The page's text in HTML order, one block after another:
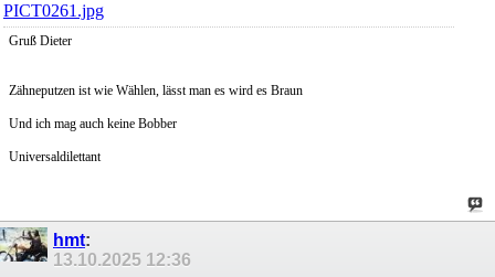
PICT0261.jpg
Gruß Dieter
Zähneputzen ist wie Wählen, lässt man es wird es Braun
Und ich mag auch keine Bobber
Universaldilettant
hmt:
13.10.2025 12:36